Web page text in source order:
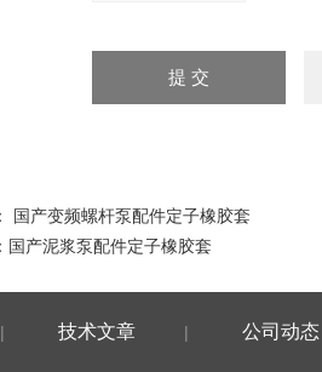
国产变频螺杆泵配件定子橡胶套
国产泥浆泵配件定子橡胶套
| 技术文章 | 公司动态